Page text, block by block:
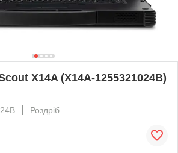
X14A (X14A-1255321024B)
Роздріб